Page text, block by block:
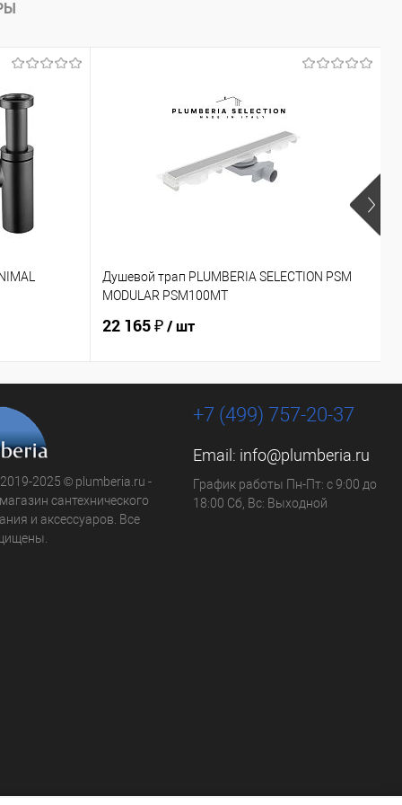
Душевой трап PLUMBERIA SELECTION PSM
MODULAR PSM100MT
22 165 ₽/ шт
2025 © plumberia.ru -
сантехнического
и аксессуаров. Все
+7 (499) 757-20-37
Email: info@plumberia.ru
График работы Пн-Пт: с 9:00 до
18:00 Сб, Вс: Выходной